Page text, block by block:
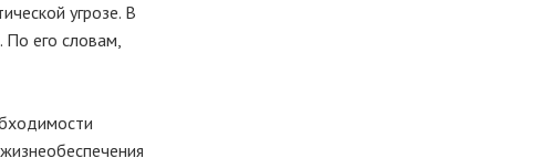
угрозе. В
По его словам,